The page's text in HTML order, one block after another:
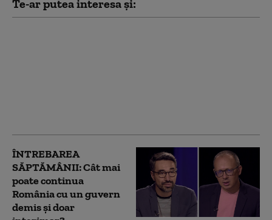
Te-ar putea interesa și:
ÎNTREBAREA
SĂPTĂMÂNII: Cât mai
poate continua
România cu un guvern
demis și doar